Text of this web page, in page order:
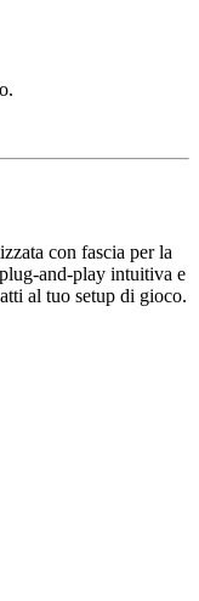
con fascia per la
and-play intuitiva e
al tuo setup di gioco.